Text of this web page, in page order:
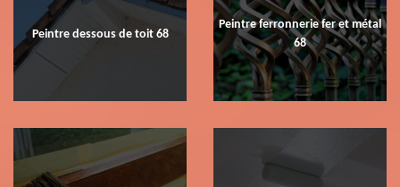
Peintre dessous de toit 68
Peintre ferronnerie fer et métal
68